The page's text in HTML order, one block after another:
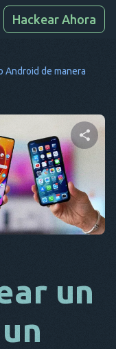
Hackear Ahora
Android de manera
este artículo
Copiar enlace
un